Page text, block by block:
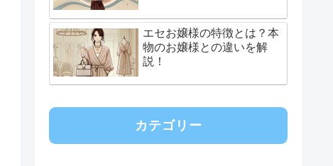
エセお嬢様の特徴とは？本
物のお嬢様との違いを解
説！
カテゴリー